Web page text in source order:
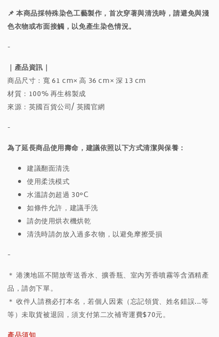
📌 本商品採特殊染色工藝製作，首次穿著與清洗時，請避免與淺
色衣物或布面接觸，以免產生染色情況。
-
｜產品資訊｜
商品尺寸：寬 61 cm× 高 36 cm× 深 13 cm
材質：100% 再生棉製成
來源：英國百貨公司/ 英國官網
-
為了延長商品使用壽命，建議依照以下方式清潔與保養：
建議翻面清洗
使用柔洗模式
水溫請勿超過 30°C
如條件允許，建議手洗
請勿使用烘衣機烘乾
清洗時請勿放入過多衣物，以避免摩擦受損
-
＊ 港澳地區不開放寄送香水、擴香瓶、室內芳香噴霧等含酒精產
品，請勿下單。
＊ 收件人請務必打本名，若個人因素（忘記領貨、姓名錯誤...等
等）未取貨被退回，須支付第二次補寄運費$70元。